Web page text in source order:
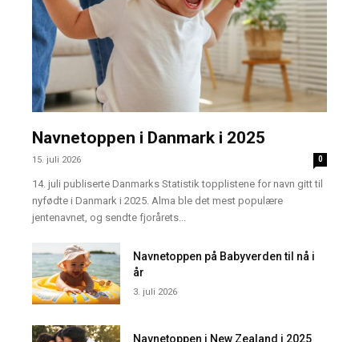
Navnetoppen i Danmark i 2025
15. juli 2026 0
14. juli publiserte Danmarks Statistik topplistene for navn gitt til
nyfødte i Danmark i 2025. Alma ble det mest populære
jentenavnet, og sendte fjorårets...
Navnetoppen på Babyverden til nå i
år
3. juli 2026
Navnetoppen i New Zealand i 2025